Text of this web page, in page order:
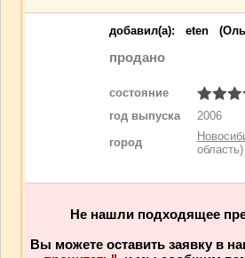
добавил(a): eten
продано
состояние
год выпуска
2006
город
область)
Не нашли подходящее
Вы можете оставить заявку в